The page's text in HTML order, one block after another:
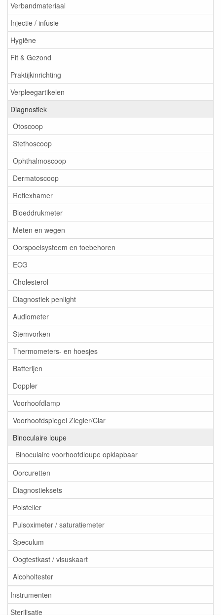
Verbandmateriaal
Injectie / infusie
Hygiëne
Fit & Gezond
Praktijkinrichting
Verpleegartikelen
Diagnostiek
Otoscoop
Stethoscoop
Ophthalmoscoop
Dermatoscoop
Reflexhamer
Bloeddrukmeter
Meten en wegen
Oorspoelsysteem en toebehoren
ECG
Cholesterol
Diagnostiek penlight
Audiometer
Stemvorken
Thermometers- en hoesjes
Batterijen
Doppler
Voorhoofdlamp
Voorhoofdspiegel Ziegler/Clar
Binoculaire loupe
Binoculaire voorhoofdloupe opklapbaar
Oorcuretten
Diagnostieksets
Polsteller
Pulsoximeter / saturatiemeter
Speculum
Oogtestkast / visuskaart
Alcoholtester
Instrumenten
Sterilisatie